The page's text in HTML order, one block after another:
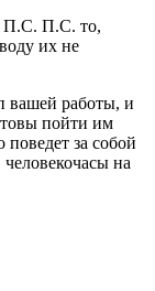
П.С. П.С. то,
их не
вашей работы, и
пойти им
поведет за собой
на